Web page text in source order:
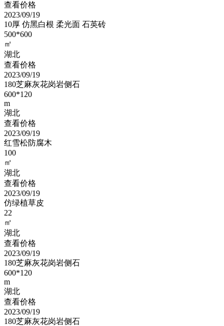
查看价格
2023/09/19
10厚 仿黑白根 柔光面 石英砖
500*600
㎡
湖北
查看价格
2023/09/19
180芝麻灰花岗岩侧石
600*120
m
湖北
查看价格
2023/09/19
红雪松防腐木
100
㎡
湖北
查看价格
2023/09/19
仿绿植草皮
22
㎡
湖北
查看价格
2023/09/19
180芝麻灰花岗岩侧石
600*120
m
湖北
查看价格
2023/09/19
180芝麻灰花岗岩侧石